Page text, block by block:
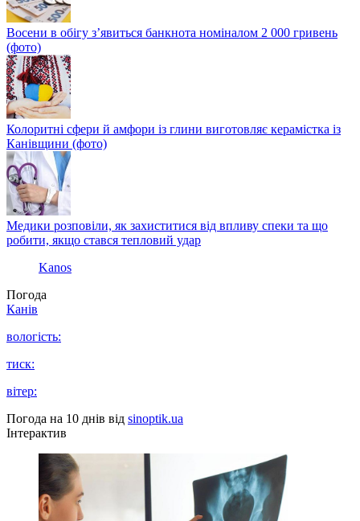
Восени в обігу з’явиться банкнота номіналом 2 000 гривень
(фото)
Колоритні сфери й амфори із глини виготовляє керамістка із
Канівщини (фото)
Медики розповіли, як захиститися від впливу спеки та що
робити, якщо стався тепловий удар
Kanos
Погода
Канів
вологість:
тиск:
вітер:
Погода на 10 днів від sinoptik.ua
Інтерактив